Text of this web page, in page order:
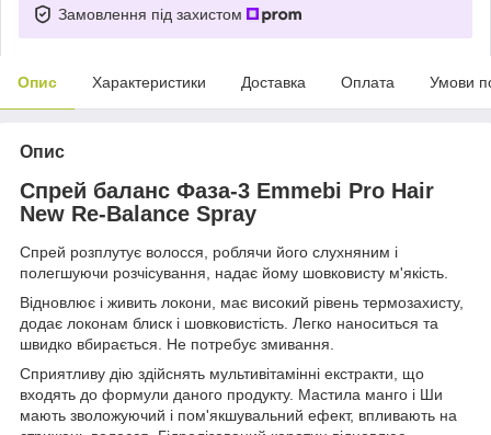
Замовлення під захистом
Опис Характеристики Доставка Оплата Умови
Опис
Спрей баланс Фаза-3 Emmebi Pro Hair
New Re-Balance Spray
Спрей розплутує волосся, роблячи його слухняним і
полегшуючи розчісування, надає йому шовковисту м'якість.
Відновлює і живить локони, має високий рівень термозахисту,
додає локонам блиск і шовковистість. Легко наноситься та
швидко вбирається. Не потребує змивання.
Сприятливу дію здійснять мультивітамінні екстракти, що
входять до формули даного продукту. Мастила манго і Ши
мають зволожуючий і пом'якшувальний ефект, впливають на